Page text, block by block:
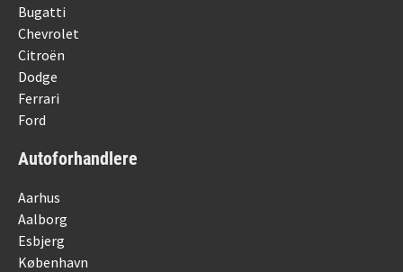
Bugatti
Chevrolet
Citroën
Dodge
Ferrari
Ford
Autoforhandlere
Aarhus
Aalborg
Esbjerg
København